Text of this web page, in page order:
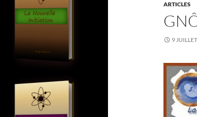
ARTICLES
9